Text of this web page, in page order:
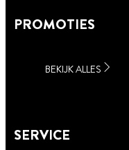
PROMOTIES
BEKIJK ALLES
SERVICE